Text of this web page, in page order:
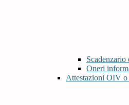
Oneri
Attestazioni OIV o